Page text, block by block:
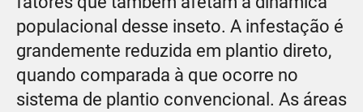
populacional desse inseto. A infestação é
grandemente reduzida em plantio direto,
quando comparada à que ocorre no
sistema de plantio convencional. As áreas